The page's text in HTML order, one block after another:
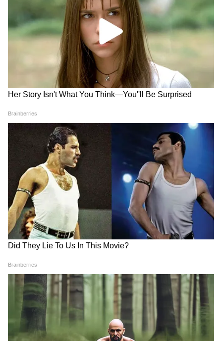
'हिरासत में लिए गए Abhijeet
Dipke ?' CJP के दावे से गरमाया
माहौल, आमने सामने पुलिस और
छात्र
Kal Ka Mausam: बिहार-झारखंड
के इन जिलों में भारी बारिश का
अलर्ट, जानिए तापमान का भी हाल
LATEST VIDEOS
Atiq Ahmed के बेटे की मौत पर घर पहुंचे
Akhilesh Yadav के विधायक, जमकर हो रही
फजीहत!
समुद्र की तरह क्यों हिल रहा था मोरबी के कुएं का
पानी? खुल गया सबसे बड़ा राज